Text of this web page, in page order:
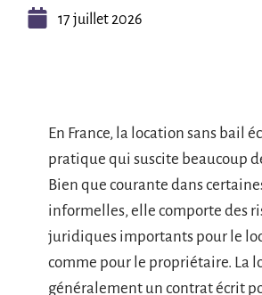
17 juillet 2026
En France, la location sans bail
pratique qui suscite beaucoup
Bien que courante dans
informelles, elle comporte des
juridiques importants pour le
comme pour le propriétaire. La
généralement un contrat écrit